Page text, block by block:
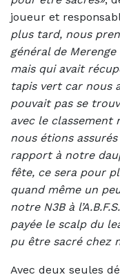
joueur et
plus tard, nous
général de
mais qui avait
tapis vert car nous
pouvait pas se
avec le classement
nous étions
rapport à notre
fête, ce sera pour
quand même un
notre N3B à
payée le scalp du
pu être sacré chez
Avec deux seules